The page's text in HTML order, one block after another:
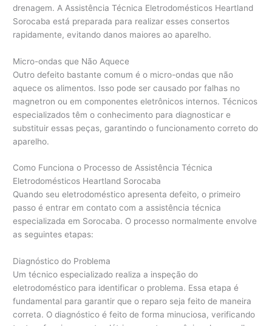
drenagem. A Assistência Técnica Eletrodomésticos Heartland
Sorocaba está preparada para realizar esses consertos
rapidamente, evitando danos maiores ao aparelho.
Micro-ondas que Não Aquece
Outro defeito bastante comum é o micro-ondas que não
aquece os alimentos. Isso pode ser causado por falhas no
magnetron ou em componentes eletrônicos internos. Técnicos
especializados têm o conhecimento para diagnosticar e
substituir essas peças, garantindo o funcionamento correto do
aparelho.
Como Funciona o Processo de Assistência Técnica
Eletrodomésticos Heartland Sorocaba
Quando seu eletrodoméstico apresenta defeito, o primeiro
passo é entrar em contato com a assistência técnica
especializada em Sorocaba. O processo normalmente envolve
as seguintes etapas:
Diagnóstico do Problema
Um técnico especializado realiza a inspeção do
eletrodoméstico para identificar o problema. Essa etapa é
fundamental para garantir que o reparo seja feito de maneira
correta. O diagnóstico é feito de forma minuciosa, verificando